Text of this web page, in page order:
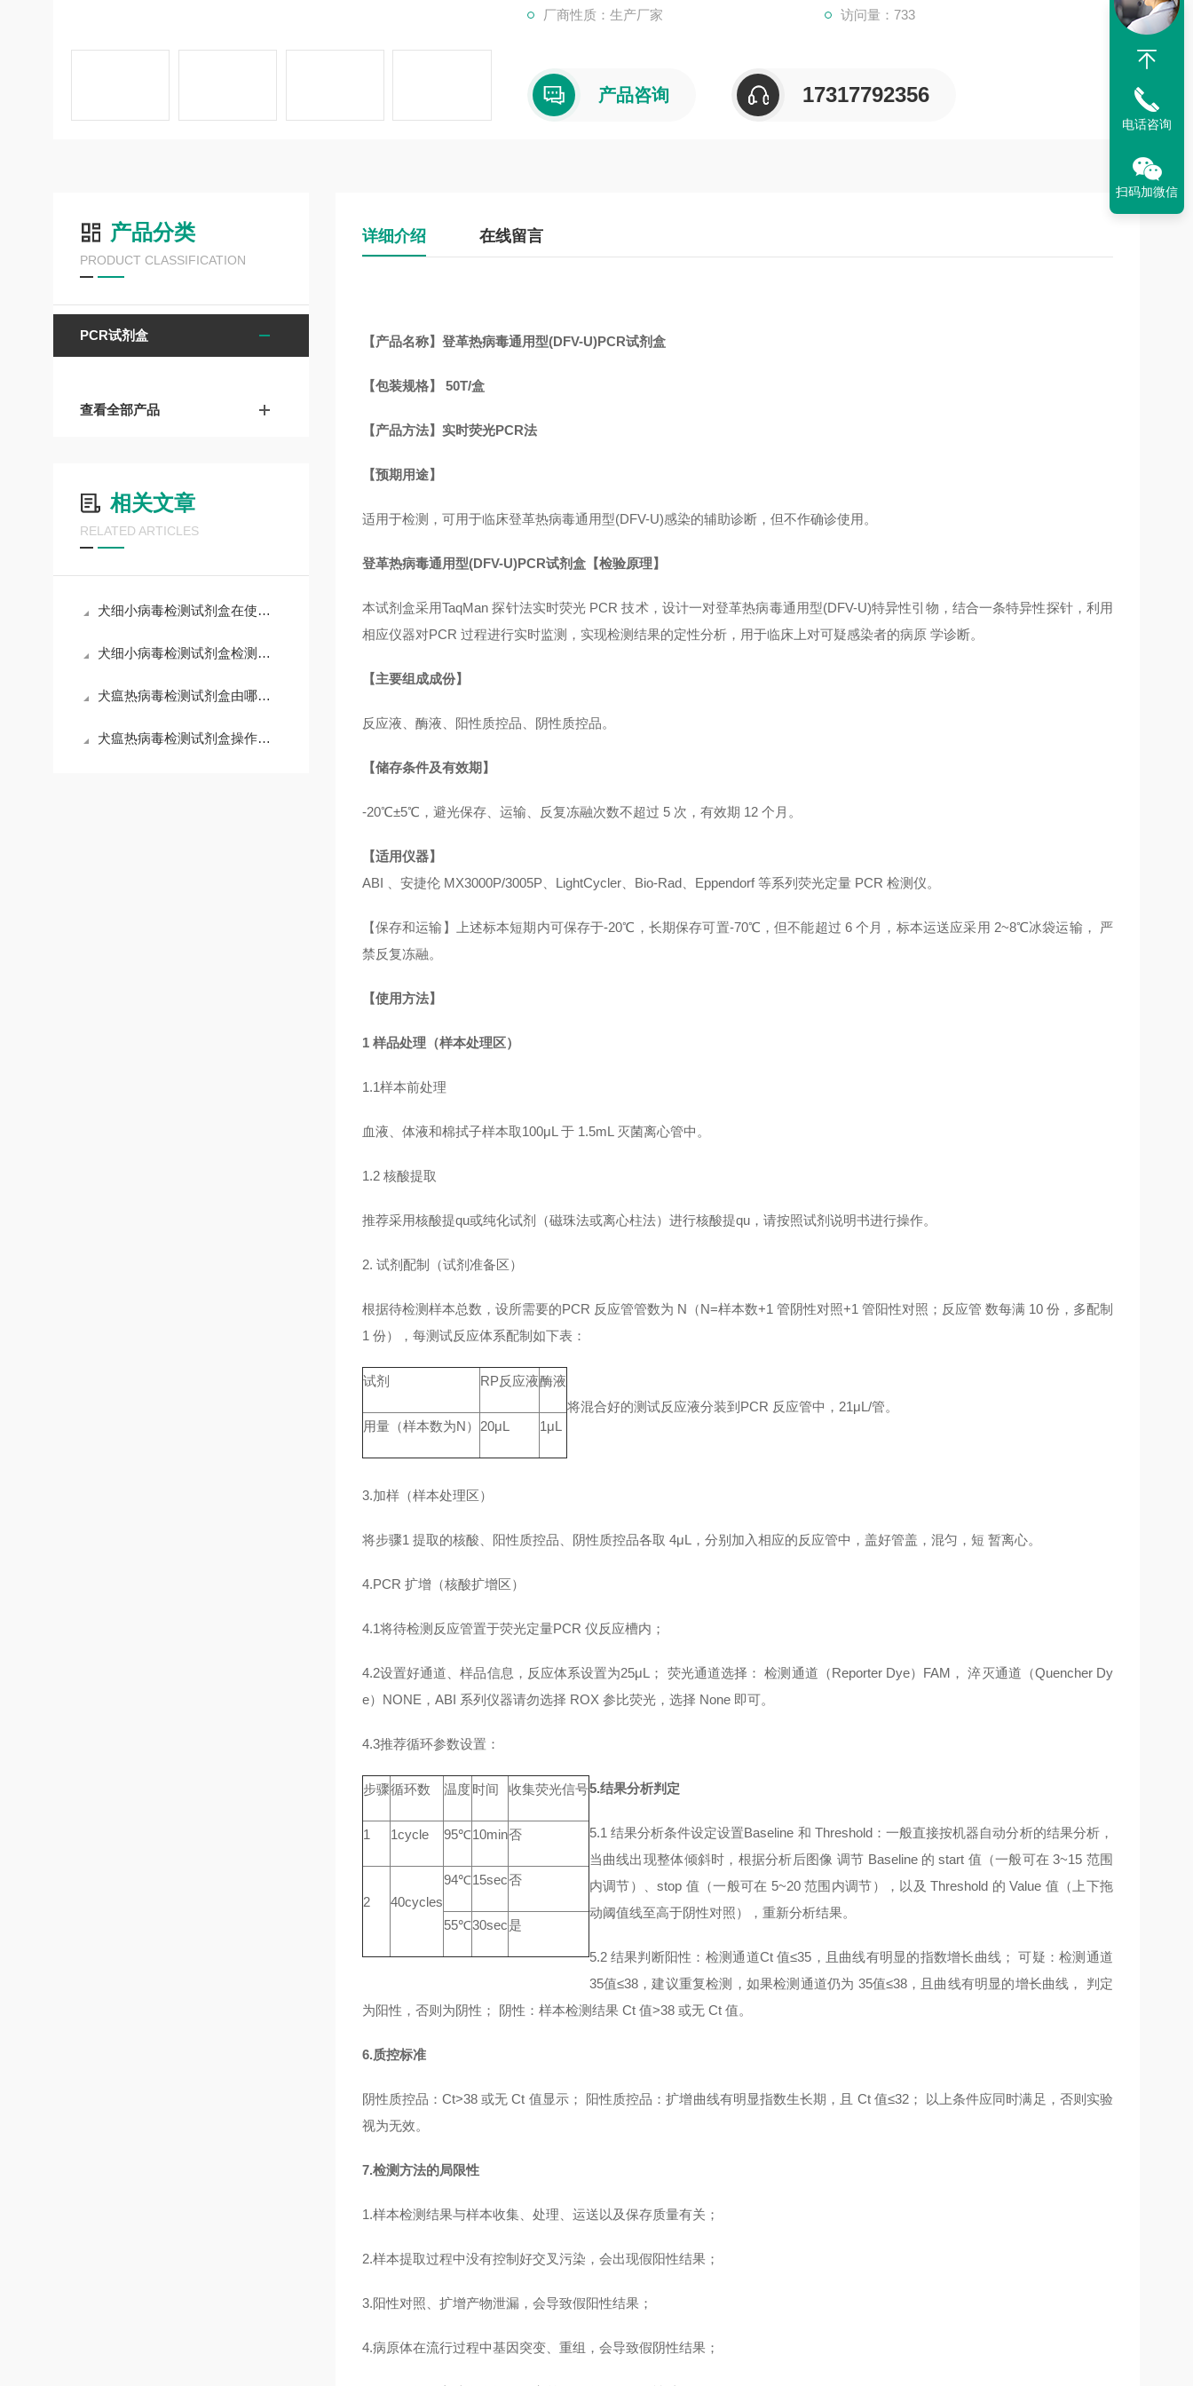
厂商性质：生产厂家 访问量：733
产品咨询 17317792356
产品分类
PRODUCT CLASSIFICATION
PCR试剂盒
查看全部产品
相关文章
RELATED ARTICLES
犬细小病毒检测试剂盒在使用中可能会遇到一些常见问题
犬细小病毒检测试剂盒检测结果的判读
犬瘟热病毒检测试剂盒由哪些部分组成？
犬瘟热病毒检测试剂盒操作注意事项
详细介绍 在线留言
【产品名称】 登革热病毒通用型(DFV-U)PCR试剂盒
【包装规格】 50T/盒
【产品方法】实时荧光PCR法
【预期用途】
适用于检测，可用于临床登革热病毒通用型(DFV-U)感染的辅助诊断，但不作确诊使用。
登革热病毒通用型(DFV-U)PCR试剂盒【检验原理】
本试剂盒采用TaqMan 探针法实时荧光 PCR 技术，设计一对登革热病毒通用型(DFV-U)特异性引物，结合一条特异性探针，利用
相应仪器对PCR 过程进行实时监测，实现检测结果的定性分析，用于临床上对可疑感染者的病原 学诊断。
【主要组成成份】
反应液、酶液、阳性质控品、阴性质控品。
【储存条件及有效期】
-20℃±5℃，避光保存、运输、反复冻融次数不超过 5 次，有效期 12 个月。
【适用仪器】
ABI 、安捷伦 MX3000P/3005P、LightCycler、Bio-Rad、Eppendorf 等系列荧光定量 PCR 检测仪。
【保存和运输】上述标本短期内可保存于-20℃，长期保存可置-70℃，但不能超过 6 个月，标本运送应采用 2~8℃冰袋运输， 严
禁反复冻融。
【使用方法】
1 样品处理（样本处理区）
1.1样本前处理
血液、体液和棉拭子样本取100μL 于 1.5mL 灭菌离心管中。
1.2 核酸提取
推荐采用核酸提qu或纯化试剂（磁珠法或离心柱法）进行核酸提qu，请按照试剂说明书进行操作。
2. 试剂配制（试剂准备区）
根据待检测样本总数，设所需要的PCR 反应管管数为 N（N=样本数+1 管阴性对照+1 管阳性对照；反应管 数每满 10 份，多配制
1 份），每测试反应体系配制如下表：
试剂 RP反应液酶液
用量（样本数为N） 20μL 1μL
将混合好的测试反应液分装到PCR 反应管中，21μL/管。
3.加样（样本处理区）
将步骤1 提取的核酸、阳性质控品、阴性质控品各取 4μL，分别加入相应的反应管中，盖好管盖，混匀，短 暂离心。
4.PCR 扩增（核酸扩增区）
4.1将待检测反应管置于荧光定量PCR 仪反应槽内；
4.2设置好通道、样品信息，反应体系设置为25μL； 荧光通道选择： 检测通道（Reporter Dye）FAM， 淬灭通道（Quencher Dy
e）NONE，ABI 系列仪器请勿选择 ROX 参比荧光，选择 None 即可。
4.3推荐循环参数设置：
步骤循环数 温度时间 收集荧光信号
1 1cycle 95℃10min否
2 40cycles
94℃15sec否
55℃30sec是
5.结果分析判定
5.1 结果分析条件设定设置Baseline 和 Threshold：一般直接按机器自动分析的结果分析，
当曲线出现整体倾斜时，根据分析后图像 调节 Baseline 的 start 值（一般可在 3~15 范围
内调节）、stop 值（一般可在 5~20 范围内调节），以及 Threshold 的 Value 值（上下拖
动阈值线至高于阴性对照），重新分析结果。
5.2 结果判断阳性：检测通道Ct 值≤35，且曲线有明显的指数增长曲线； 可疑：检测通道
35值≤38，建议重复检测，如果检测通道仍为 35值≤38，且曲线有明显的增长曲线， 判定
为阳性，否则为阴性； 阴性：样本检测结果 Ct 值>38 或无 Ct 值。
6.质控标准
阴性质控品：Ct>38 或无 Ct 值显示； 阳性质控品：扩增曲线有明显指数生长期，且 Ct 值≤32； 以上条件应同时满足，否则实验
视为无效。
7.检测方法的局限性
1.样本检测结果与样本收集、处理、运送以及保存质量有关；
2.样本提取过程中没有控制好交叉污染，会出现假阳性结果；
3.阳性对照、扩增产物泄漏，会导致假阳性结果；
4.病原体在流行过程中基因突变、重组，会导致假阴性结果；
电话咨询
扫码加微信